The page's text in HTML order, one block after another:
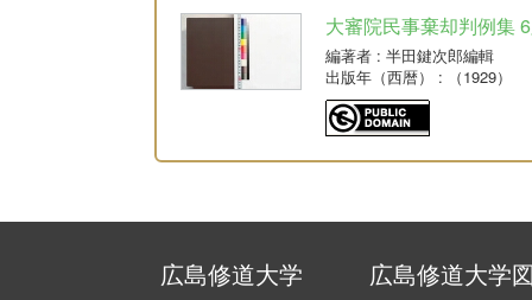
大審院民事棄却判例集
編著者 : 半田鍵次郎編輯
出版年（西暦）
: （1929）
広島修道大学 広島修道大学